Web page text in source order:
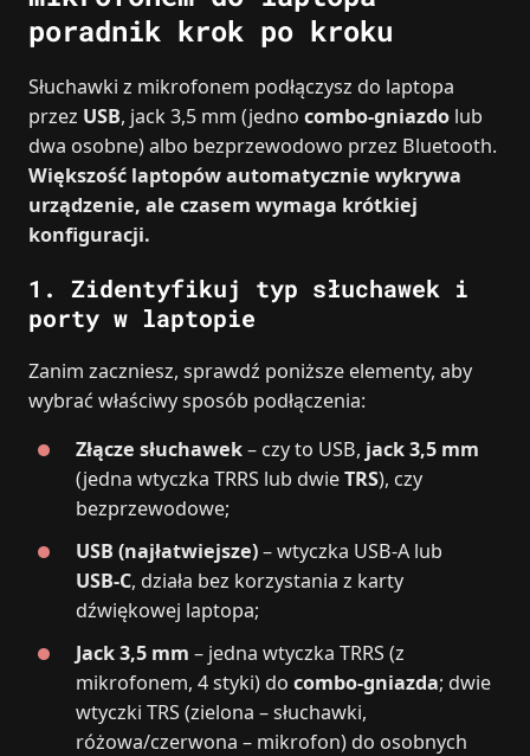
poradnik krok po kroku
Słuchawki z mikrofonem podłączysz do laptopa
przez USB, jack 3,5 mm (jedno combo‑gniazdo lub
dwa osobne) albo bezprzewodowo przez Bluetooth.
Większość laptopów automatycznie wykrywa
urządzenie, ale czasem wymaga krótkiej
konfiguracji.
1. Zidentyfikuj typ słuchawek i
porty w laptopie
Zanim zaczniesz, sprawdź poniższe elementy, aby
wybrać właściwy sposób podłączenia:
Złącze słuchawek– czy to USB, jack 3,5 mm
(jedna wtyczka TRRS lub dwieTRS), czy
bezprzewodowe;
USB (najłatwiejsze)– wtyczka USB‑A lub
USB‑C, działa bez korzystania z karty
dźwiękowej laptopa;
Jack 3,5 mm – jedna wtyczka TRRS (z
mikrofonem, 4 styki) docombo‑gniazda; dwie
wtyczki TRS (zielona – słuchawki,
różowa/czerwona – mikrofon) do osobnych